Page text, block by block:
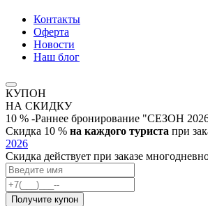
Контакты
Оферта
Новости
Наш блог
КУПОН
НА СКИДКУ
10 % -Раннее бронирование "СЕЗОН
Скидка 10 % на каждого туриста при
2026
Скидка действует при заказе